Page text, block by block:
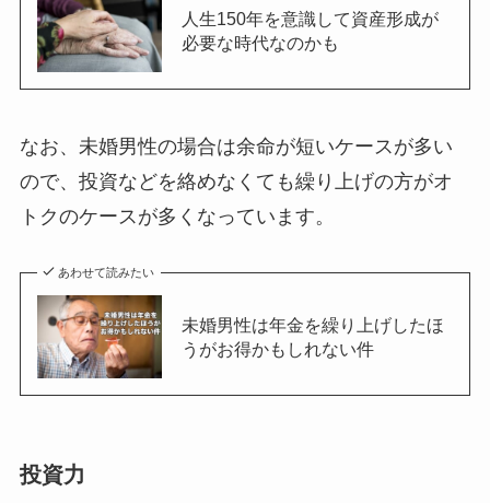
人生150年を意識して資産形成が
必要な時代なのかも
なお、未婚男性の場合は余命が短いケースが多い
ので、投資などを絡めなくても繰り上げの方がオ
トクのケースが多くなっています。
あわせて読みたい
未婚男性は年金を繰り上げしたほ
うがお得かもしれない件
投資力